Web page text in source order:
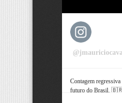
Contagem
futuro do Brasil.